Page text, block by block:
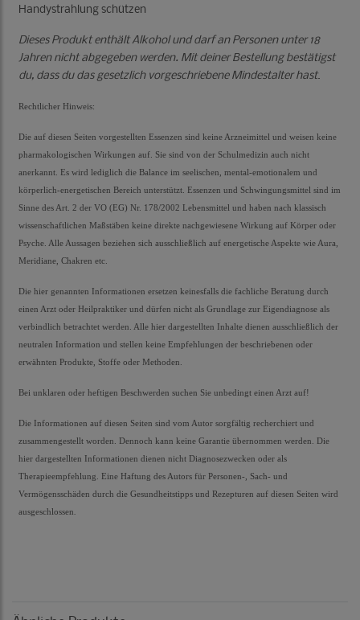
Handystrahlung schützen
Dieses Produkt enthält Alkohol und darf an Personen unter 18
Jahren nicht abgegeben werden. Mit deiner Bestellung bestätigst
du, dass du das gesetzlich vorgeschriebene Mindestalter hast.
Rechtlicher Hinweis:
Die auf diesen Seiten vorgestellten Essenzen sind keine Arzneimittel und weisen keine
pharmakologischen Wirkungen auf. Sie sind von der Schulmedizin auch nicht
anerkannt. Es wird lediglich die Balance im seelischen, mental-emotionalem und
körperlich-energetischen Bereich unterstützt. Essenzen und Schwingungsmittel sind im
Sinne des Art. 2 der VO (EG) Nr. 178/2002 Lebensmittel und haben nach klassisch
wissenschaftlichen Maßstäben keine direkte nachgewiesene Wirkung auf Körper oder
Psyche. Alle Aussagen beziehen sich ausschließlich auf energetische Aspekte wie Aura,
Meridiane, Chakren etc.
Die hier genannten Informationen ersetzen keinesfalls die fachliche Beratung durch
einen Arzt oder Heilpraktiker und dürfen nicht als Grundlage zur Eigendiagnose als
verbindlich betrachtet werden. Alle hier dargestellten Inhalte dienen ausschließlich der
neutralen Information und stellen keine Empfehlungen der beschriebenen oder
erwähnten Produkte, Stoffe oder Methoden.
Bei unklaren oder heftigen Beschwerden suchen Sie unbedingt einen Arzt auf!
Die Informationen auf diesen Seiten sind vom Autor sorgfältig recherchiert und
zusammengestellt worden. Dennoch kann keine Garantie übernommen werden. Die
hier dargestellten Informationen dienen nicht Diagnosezwecken oder als
Therapieempfehlung. Eine Haftung des Autors für Personen-, Sach- und
Vermögensschäden durch die Gesundheitstipps und Rezepturen auf diesen Seiten wird
ausgeschlossen.